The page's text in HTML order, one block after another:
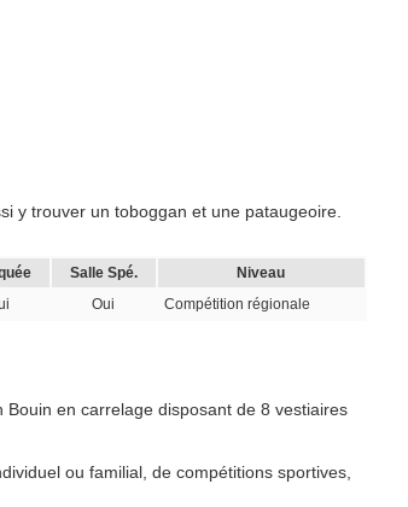
y trouver un toboggan et une pataugeoire.
Salle Spé.
Niveau
Oui Compétition régionale
en carrelage disposant de 8 vestiaires
ou familial, de compétitions sportives,